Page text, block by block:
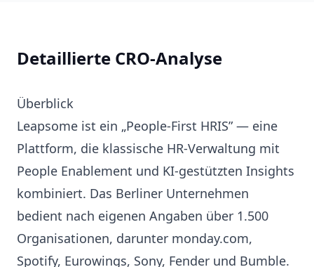
Detaillierte CRO-Analyse
Überblick
Leapsome ist ein „People-First HRIS” — eine
Plattform, die klassische HR-Verwaltung mit
People Enablement und KI-gestützten Insights
kombiniert. Das Berliner Unternehmen
bedient nach eigenen Angaben über 1.500
Organisationen, darunter monday.com,
Spotify, Eurowings, Sony, Fender und Bumble.